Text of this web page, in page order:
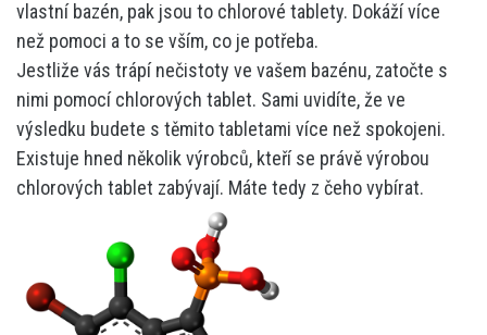
vlastní bazén, pak jsou to chlorové tablety. Dokáží více
než pomoci a to se vším, co je potřeba.
Jestliže vás trápí nečistoty ve vašem bazénu, zatočte s
nimi pomocí chlorových tablet. Sami uvidíte, že ve
výsledku budete s těmito tabletami více než spokojeni.
Existuje hned několik výrobců, kteří se právě výrobou
chlorových tablet zabývají. Máte tedy z čeho vybírat.